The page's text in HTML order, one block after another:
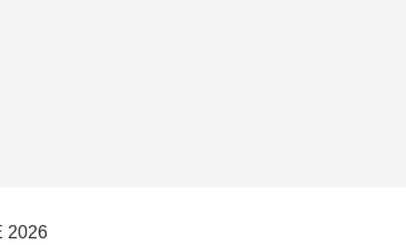
2026